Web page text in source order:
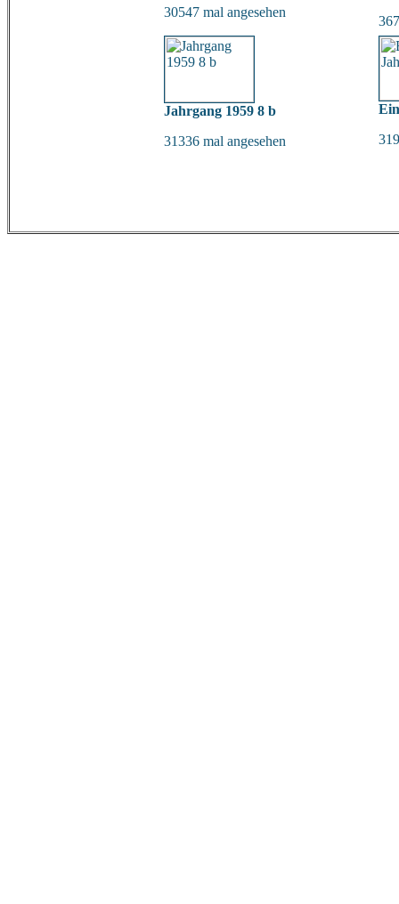
30547 mal angesehen
Jahrgang 1959 8 b
31336 mal angesehen